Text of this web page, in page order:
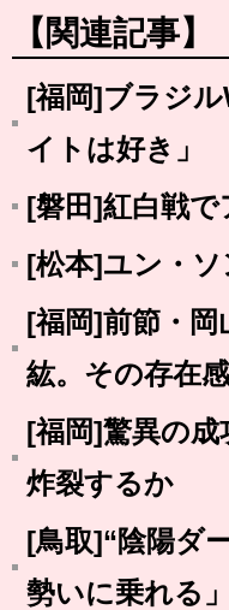
【関連記事】
[福岡]ブラジ
イトは好き」
[磐田]紅白戦
[松本]ユン・
[福岡]前節・
紘。その存在
[福岡]驚異の成
炸裂するか
[鳥取]“陰陽ダ
勢いに乗れる